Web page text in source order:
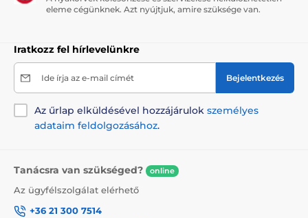
eleme cégünknek. Azt nyújtjuk, amire szüksége van.
Iratkozz fel hírlevelünkre
Ide írja az e-mail címét Bejelentkezés
Az űrlap elküldésével hozzájárulok személyes
adataim feldolgozásához.
Tanácsra van szükséged? online
Az ügyfélszolgálat elérhető
+36 21 300 7514